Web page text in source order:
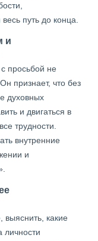
путь до конца.
и
просьбой не
признает, что без
духовных
и двигаться в
трудности.
внутренние
и
выяснить, какие
личности